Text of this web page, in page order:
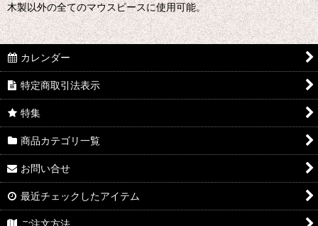
木製以外の全てのマウスピースに使用可能。
カレンダー
特定商取引法表示
特集
商品カテゴリ一覧
お問い合せ
最近チェックしたアイテム
ご注文方法